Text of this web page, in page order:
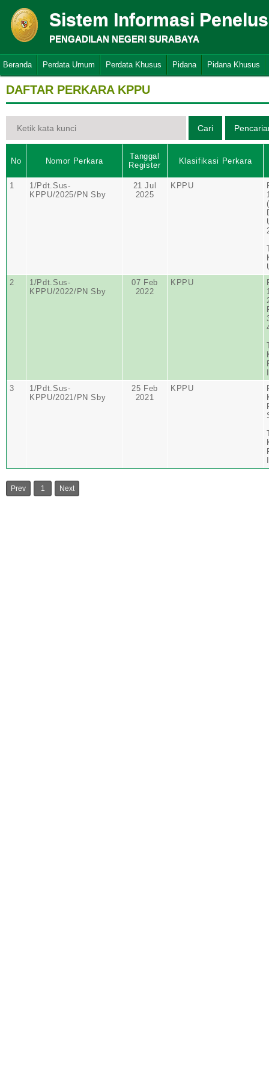
Sistem Informasi
PENGADILAN NEGERI SURABAYA
Beranda Perdata Umum Perdata Khusus Pidana Pidana Khusus
DAFTAR PERKARA KPPU
No Nomor Perkara
Tanggal
Register
Klasifikasi Perkara
1
1/Pdt.Sus-
KPPU/2025/PN Sby
21 Jul
2025
KPPU
2
1/Pdt.Sus-
KPPU/2022/PN Sby
07 Feb
2022
KPPU
3
1/Pdt.Sus-
KPPU/2021/PN Sby
25 Feb
2021
KPPU
Prev 1 Next